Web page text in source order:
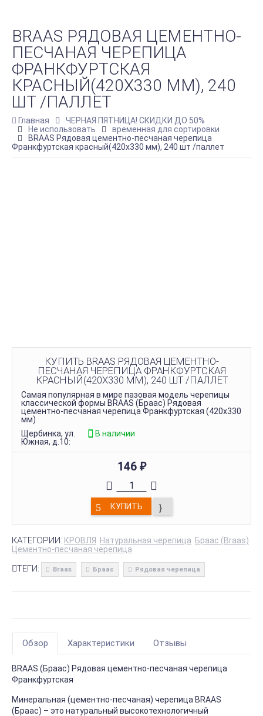
BRAAS РЯДОВАЯ ЦЕМЕНТНО-
ПЕСЧАНАЯ ЧЕРЕПИЦА
ФРАНКФУРТСКАЯ
КРАСНЫЙ(420Х330 ММ), 240
ШТ /ПАЛЛЕТ
Главная
ЧЕРНАЯ ПЯТНИЦА! СКИДКИ ДО 50%
Не использовать
временная для сортировки
BRAAS Рядовая цементно-песчаная черепица
Франкфуртская красный(420х330 мм), 240 шт /паллет
КУПИТЬ BRAAS РЯДОВАЯ ЦЕМЕНТНО-
ПЕСЧАНАЯ ЧЕРЕПИЦА ФРАНКФУРТСКАЯ
КРАСНЫЙ(420Х330 ММ), 240 ШТ /ПАЛЛЕТ
Самая популярная в мире пазовая модель черепицы
классической формы BRAAS (Браас) Рядовая
цементно-песчаная черепица Франкфуртская (420х330
мм)
Щербинка, ул.
Южная, д.10:
В наличии
146 ₽
КУПИТЬ
КАТЕГОРИИ: КРОВЛЯ Натуральная черепица Браас (Braas)
Цементно-песчаная черепица
ТЕГИ: Braas Браас Рядовая черепица
Обзор Характеристики Отзывы
BRAAS (Браас) Рядовая цементно-песчаная черепица
Франкфуртская
Минеральная (цементно-песчаная) черепица BRAAS
(Браас) – это натуральный высокотехнологичный